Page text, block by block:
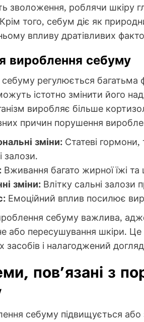
зволоження, роблячи шкіру
того, себум діє як
впливу дратівливих
вироблення себуму
регулюється багатьма
істотно змінити його
виробляє більше
причин порушення
зміни: Статеві
залози.
Вживання багато жирної їжі
зміни: Влітку сальні
Емоційний вплив посилює
себуму важлива,
або пересушування шкіри.
засобів і налагоджений
пов’язані з
себуму підвищується